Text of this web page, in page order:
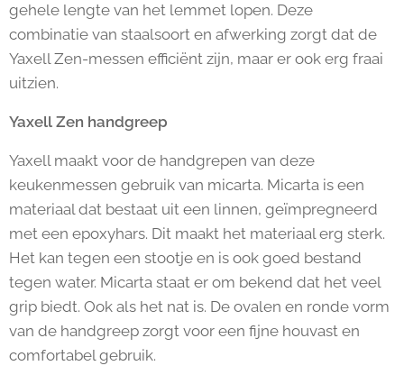
gehele lengte van het lemmet lopen. Deze
combinatie van staalsoort en afwerking zorgt dat de
Yaxell Zen-messen efficiënt zijn, maar er ook erg fraai
uitzien.
Yaxell Zen handgreep
Yaxell maakt voor de handgrepen van deze
keukenmessen gebruik van micarta. Micarta is een
materiaal dat bestaat uit een linnen, geïmpregneerd
met een epoxyhars. Dit maakt het materiaal erg sterk.
Het kan tegen een stootje en is ook goed bestand
tegen water. Micarta staat er om bekend dat het veel
grip biedt. Ook als het nat is. De ovalen en ronde vorm
van de handgreep zorgt voor een fijne houvast en
comfortabel gebruik.